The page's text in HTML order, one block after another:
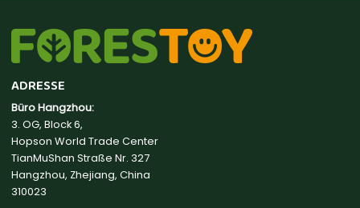
ADRESSE
Büro Hangzhou:
3. OG, Block 6,
Hopson World Trade Center
TianMuShan Straße Nr. 327
Hangzhou, Zhejiang, China
310023